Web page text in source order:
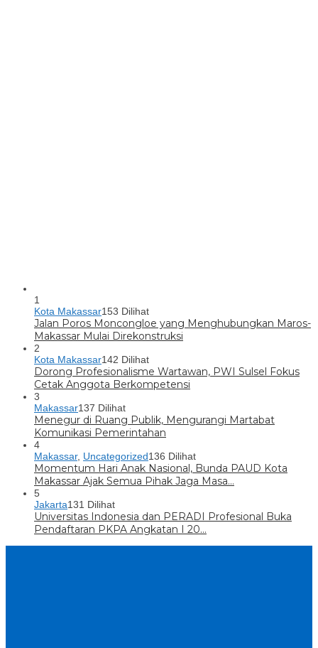
1
Kota Makassar153 Dilihat
Jalan Poros Moncongloe yang Menghubungkan Maros-
Makassar Mulai Direkonstruksi
2
Kota Makassar142 Dilihat
Dorong Profesionalisme Wartawan, PWI Sulsel Fokus
Cetak Anggota Berkompetensi
3
Makassar137 Dilihat
Menegur di Ruang Publik, Mengurangi Martabat
Komunikasi Pemerintahan
4
Makassar, Uncategorized136 Dilihat
Momentum Hari Anak Nasional, Bunda PAUD Kota
Makassar Ajak Semua Pihak Jaga Masa…
5
Jakarta131 Dilihat
Universitas Indonesia dan PERADI Profesional Buka
Pendaftaran PKPA Angkatan I 20…